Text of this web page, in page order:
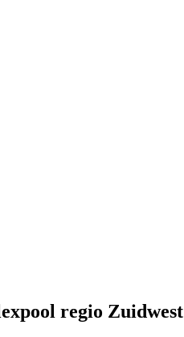
regio Zuidwest